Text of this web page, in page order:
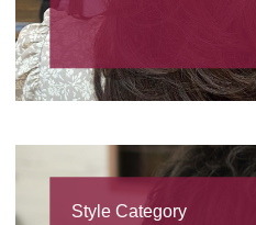
Style Category